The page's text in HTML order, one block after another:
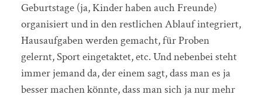
Geburtstage (ja, Kinder haben auch Freunde)
organisiert und in den restlichen Ablauf integriert,
Hausaufgaben werden gemacht, für Proben
gelernt, Sport eingetaktet, etc. Und nebenbei steht
immer jemand da, der einem sagt, dass man es ja
besser machen könnte, dass man sich ja nur mehr